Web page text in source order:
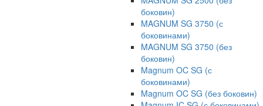
боковин)
MAGNUM SG 3750 (с
боковинами)
MAGNUM SG 3750 (без
боковин)
Magnum OC SG (с
боковинами)
Magnum OC SG (без боковин)